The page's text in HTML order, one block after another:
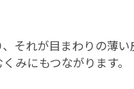
それが目まわりの薄
みにもつながります。